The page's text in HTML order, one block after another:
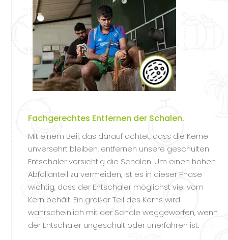
Fachgerechtes Entfernen der Schalen.
Mit einem Beil, das darauf achtet, dass die Kerne
unversehrt bleiben, entfernen unsere geschulten
Entschaler vorsichtig die Schalen. Um einen hohen
Abfallanteil zu vermeiden, ist es in dieser Phase
wichtig, dass der Entschaler möglichst viel vom
Kern behält. Ein großer Teil des Kerns wird
wahrscheinlich mit der Schale weggeworfen, wenn
der Entschäler ungeschult oder unerfahren ist.